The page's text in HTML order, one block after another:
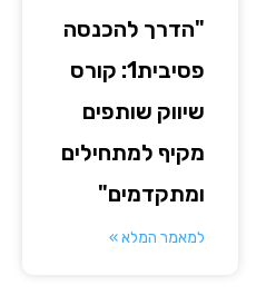
"הדרך להכנסה
פסיבית1: קורס
שיווק שותפים
מקיף למתחילים
ומתקדמים"
למאמר המלא »